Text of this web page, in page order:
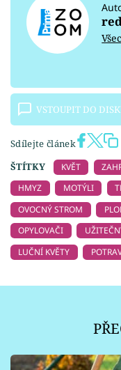
VSTOUPIT DO
Sdílejte článek
ŠTÍTKY
KVĚT
HMYZ
MOTÝLI
OVOCNÝ STROM
OPYLOVAČI
LUČNÍ KVĚTY